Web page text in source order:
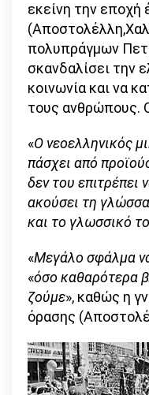
εκείνη την εποχή
πολυπράγμων
σκανδαλίσει την
κοινωνία και να
τους ανθρώπους.
«Ο νεοελληνικός
πάσχει από
δεν του επιτρέπει
ακούσει τη
και το γλωσσικό
«Μεγάλο σφάλμα
«όσο καθαρότερα
ζούμε», καθώς η
όρασης